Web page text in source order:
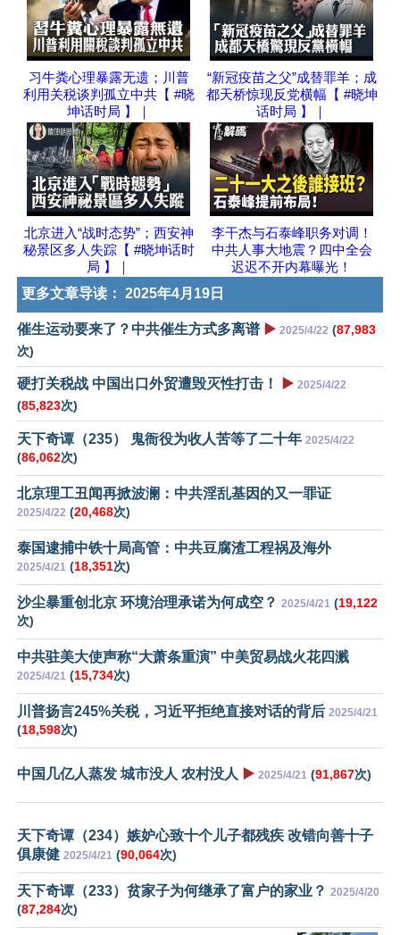
习牛粪心理暴露无遗；川普
利用关税谈判孤立中共【 #晓
坤话时局 】｜
“新冠疫苗之父”成替罪羊；成
都天桥惊现反党横幅【 #晓坤
话时局 】｜
北京进入“战时态势”；西安神
秘景区多人失踪【 #晓坤话时
局 】｜
李干杰与石泰峰职务对调！
中共人事大地震？四中全会
迟迟不开内幕曝光！
更多文章导读： 2025年4月19日
催生运动要来了？中共催生方式多离谱 ▶️ 2025/4/22 (87,983
次)
硬打关税战 中国出口外贸遭毁灭性打击！ ▶️ 2025/4/22
(85,823次)
天下奇谭（235） 鬼衙役为收人苦等了二十年 2025/4/22
(86,062次)
北京理工丑闻再掀波澜：中共淫乱基因的又一罪证
2025/4/22 (20,468次)
泰国逮捕中铁十局高管：中共豆腐渣工程祸及海外
2025/4/21 (18,351次)
沙尘暴重创北京 环境治理承诺为何成空？ 2025/4/21 (19,122
次)
中共驻美大使声称“大萧条重演” 中美贸易战火花四溅
2025/4/21 (15,734次)
川普扬言245%关税，习近平拒绝直接对话的背后 2025/4/21
(18,598次)
中国几亿人蒸发 城市没人 农村没人 ▶️ 2025/4/21 (91,867次)
天下奇谭（234）嫉妒心致十个儿子都残疾 改错向善十子
俱康健 2025/4/21 (90,064次)
天下奇谭（233）贫家子为何继承了富户的家业？ 2025/4/20
(87,284次)